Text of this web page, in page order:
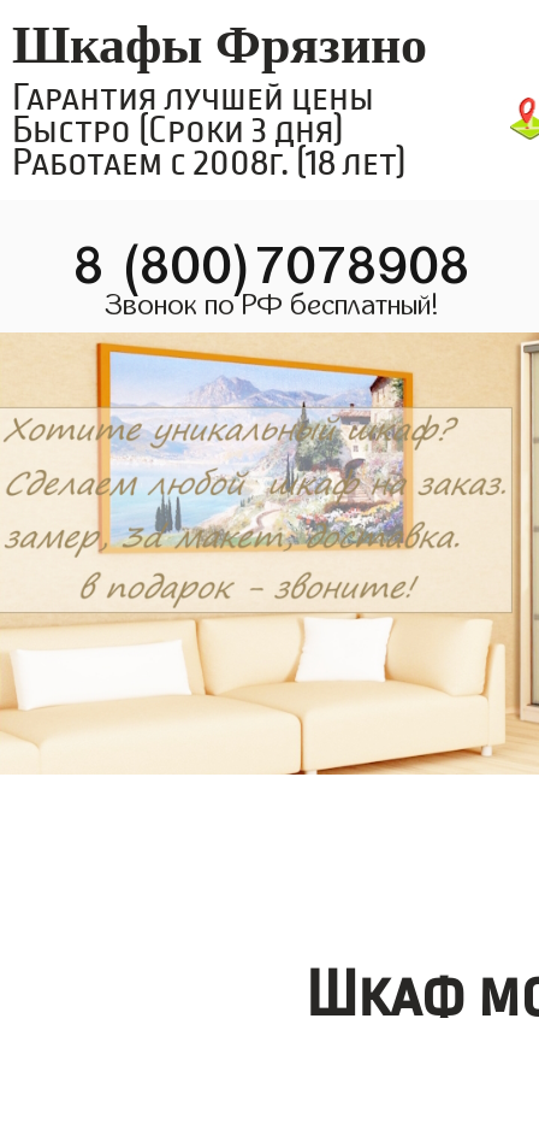
Шкафы Фрязино
Гарантия лучшей цены
Быстро (Сроки 3 дня)
Работаем с 2008г. (18 лет)
8 (800)7078908
Звонок по РФ бесплатный!
Шкаф